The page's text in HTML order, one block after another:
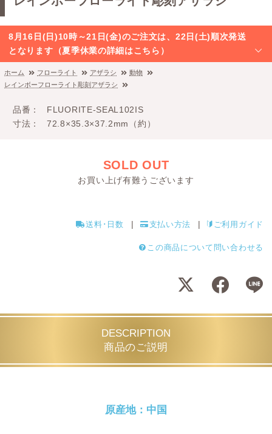
8月16日(日)10時～21日(金)のご注文は、22日(土)順次発送
となります（夏季休業の詳細はこちら）
ホーム フローライト アザラシ
動物
レインボーフローライト彫刻アザラシ
品番
FLUORITE-SEAL102IS
寸法
72.8×35.3×37.2mm（約）
SOLD OUT
お買い上げ有難うございます
送料･日数 支払い方法 ご利用ガイド
この商品について問い合わせる
DESCRIPTION
商品のご説明
原産地：中国